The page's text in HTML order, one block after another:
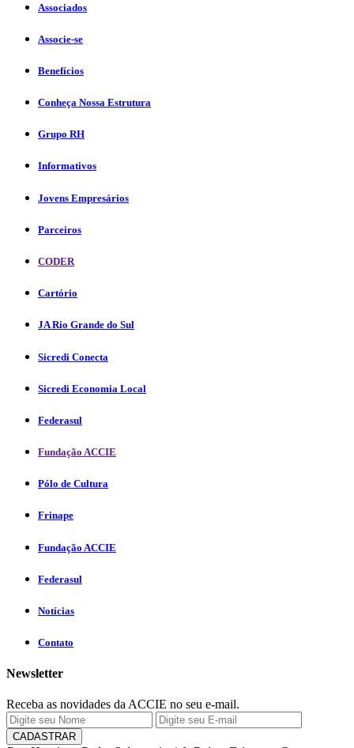
Associados
Associe-se
Benefícios
Conheça Nossa Estrutura
Grupo RH
Informativos
Jovens Empresários
Parceiros
CODER
Cartório
JA Rio Grande do Sul
Sicredi Conecta
Sicredi Economia Local
Federasul
Fundação ACCIE
Pólo de Cultura
Frinape
Fundação ACCIE
Federasul
Notícias
Contato
Newsletter
Receba as novidades da ACCIE no seu e-mail.